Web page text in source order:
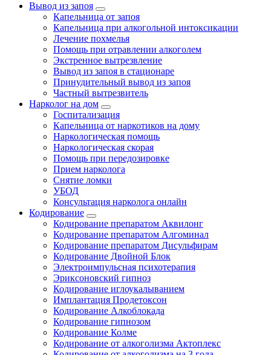
Вывод из запоя
Капельница от запоя
Капельница при алкогольной интоксикации
Лечение похмелья
Помощь при отравлении алкоголем
Экстренное вытрезвление
Вывод из запоя в стационаре
Принудительный вывод из запоя
Частный вытрезвитель
Нарколог на дом
Госпитализация
Капельница от наркотиков на дому
Наркологическая помощь
Наркологическая скорая
Помощь при передозировке
Прием нарколога
Снятие ломки
УБОД
Консультация нарколога онлайн
Кодирование
Кодирование препаратом Аквилонг
Кодирование препаратом Алгоминал
Кодирование препаратом Дисульфирам
Кодирование Двойной Блок
Электроимпульсная психотерапия
Эриксоновский гипноз
Кодирование иглоукалыванием
Имплантация Продетоксон
Кодирование Алкоблокада
Кодирование гипнозом
Кодирование Колме
Кодирование от алкоголизма Актоплекс